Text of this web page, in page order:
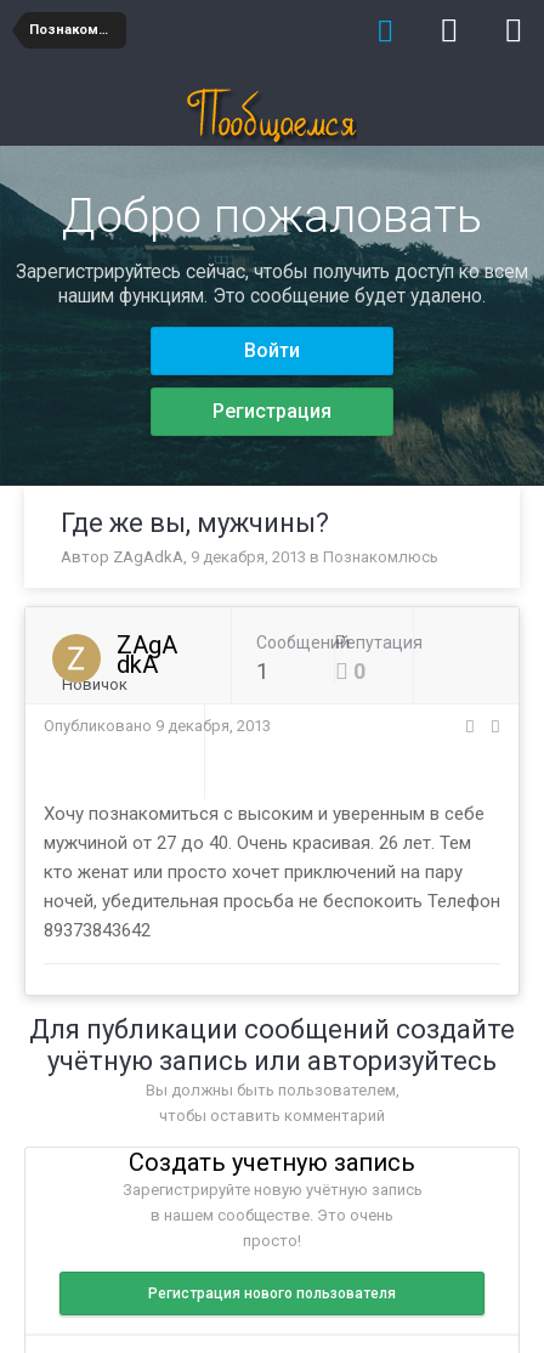
Познакомлюсь
Добро пожаловать
Зарегистрируйтесь сейчас, чтобы получить доступ ко всем
нашим функциям. Это сообщение будет удалено.
Войти
Регистрация
Где же вы, мужчины?
Автор ZAgAdkA, 9 декабря, 2013 в Познакомлюсь
ZAgA
dkA
Новичок
Сообщений
1
Репутация
0
Опубликовано 9 декабря, 2013
Хочу познакомиться с высоким и уверенным в себе
мужчиной от 27 до 40. Очень красивая. 26 лет. Тем
кто женат или просто хочет приключений на пару
ночей, убедительная просьба не беспокоить Телефон
89373843642
Для публикации сообщений создайте
учётную запись или авторизуйтесь
Вы должны быть пользователем,
чтобы оставить комментарий
Создать учетную запись
Зарегистрируйте новую учётную запись
в нашем сообществе. Это очень
просто!
Регистрация нового пользователя